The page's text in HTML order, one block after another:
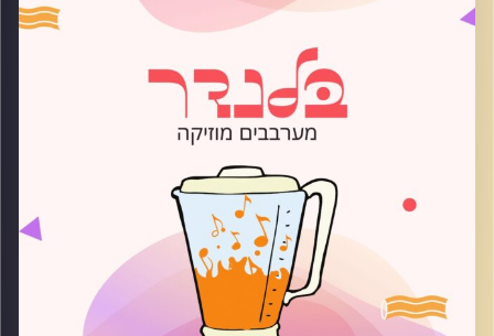
קרדיט תמונות: AudioVersity